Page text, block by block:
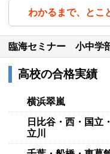
わかるまで、とこ
臨海セミナー 小中学
高校の合格実績
横浜翠嵐
日比谷・西・国立
立川